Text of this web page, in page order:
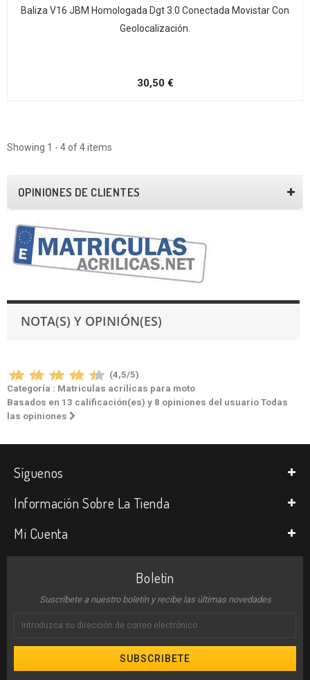
Baliza V16 JBM Homologada Dgt 3.0 Conectada Movistar Con
Geolocalización.
30,50 €
Showing 1 - 4 of 4 items
OPINIONES DE CLIENTES
NOTA(S) Y OPINIÓN(ES)
(4,5/5)
Categoría : Matriculas acrílicas para moto
Basados en 13 calificación(es) y 8 opiniones del usuario Todas
las opiniones
Síguenos
Información Sobre La Tienda
Mi Cuenta
Boletín
Suscríbete a nuestro boletín y recibe las últimas novedades
SUBSCRIBETE